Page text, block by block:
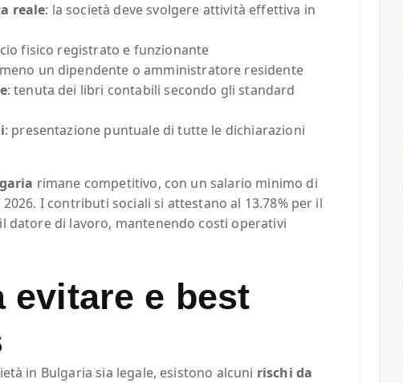
reale: la società deve svolgere attività effettiva in
fisico registrato e funzionante
un dipendente o amministratore residente
: tenuta dei libri contabili secondo gli standard
: presentazione puntuale di tutte le dichiarazioni
rimane competitivo, con un salario minimo di
I contributi sociali si attestano al 13.78% per il
datore di lavoro, mantenendo costi operativi
evitare e best
in Bulgaria sia legale, esistono alcuni rischi da